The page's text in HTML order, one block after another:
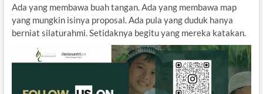
Ada yang membawa buah tangan. Ada yang membawa map
yang mungkin isinya proposal. Ada pula yang duduk hanya
berniat silaturahmi. Setidaknya begitu yang mereka katakan.